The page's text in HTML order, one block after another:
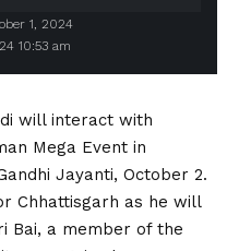
10:53 am
1, 2024
will interact with
Mega Event in
Jayanti, October 2.
Chhattisgarh as he will
Bai, a member of the